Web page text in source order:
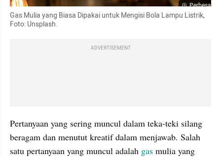
Perbesar
Gas Mulia yang Biasa Dipakai untuk Mengisi Bola Lampu Listrik,
Foto: Unsplash.
ADVERTISEMENT
Pertanyaan yang sering muncul dalam teka-teki silang
beragam dan menutut kreatif dalam menjawab. Salah
satu pertanyaan yang muncul adalah gas mulia yang